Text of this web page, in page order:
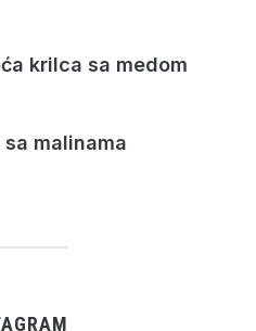
krilca sa medom
malinama